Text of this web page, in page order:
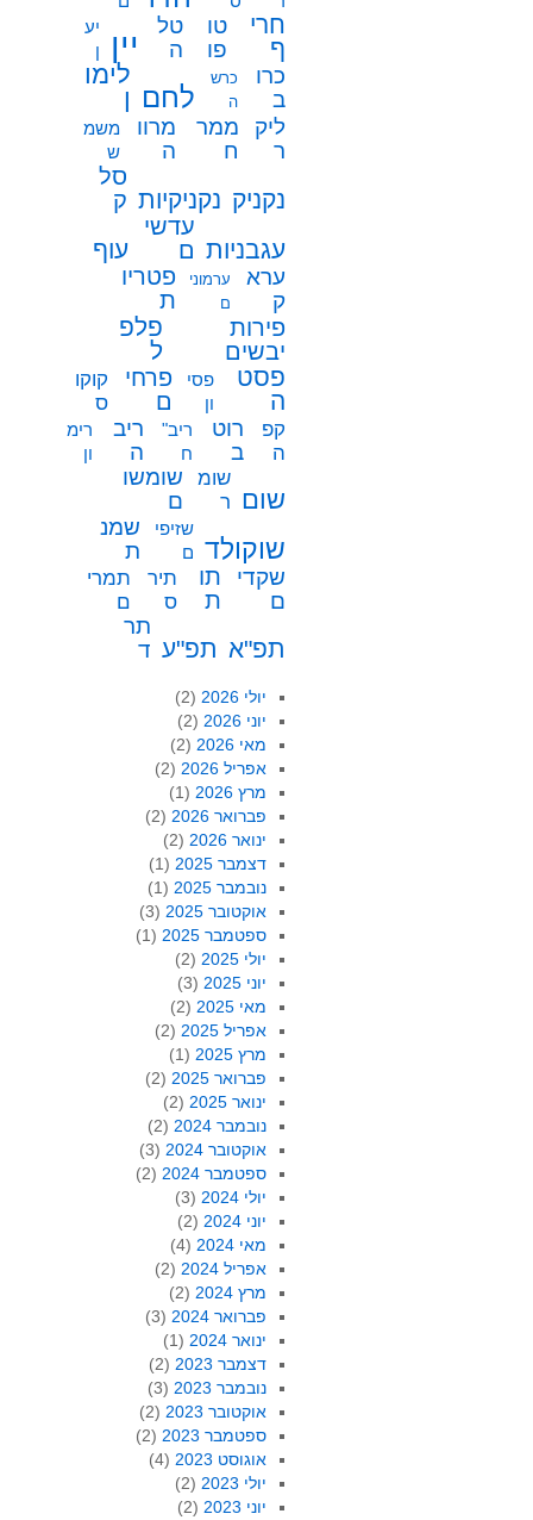
חרי
ף
טו
פו
טל
ה
יין
יע
ן
כרו
ב
כרש
ה
לחם
לימו
ן
ליק
ר
ממר
ח
מרוו
ה
משמ
ש
נקניק נקניקיות
סל
ק
עגבניות
עדשי
ם
עוף
ערא
ק
ערמוני
ם
פטריו
ת
פירות
יבשים
פלפ
ל
פסט
ה
פסי
ון
פרחי
ם
קוקו
ס
קפ
ה
רוט
ב
ריב"
ח
ריב
ה
רימ
ון
שום
שומ
ר
שומשו
ם
שוקולד
שזיפי
ם
שמנ
ת
שקדי
ם
תו
ת
תיר
ס
תמרי
ם
תפ"א תפ"ע
תר
ד
יולי 2026
(2)
יוני 2026
(2)
מאי 2026
(2)
אפריל 2026
(2)
מרץ 2026
(1)
פברואר 2026
(2)
ינואר 2026
(2)
דצמבר 2025
(1)
נובמבר 2025
(1)
אוקטובר 2025
(3)
ספטמבר 2025
(1)
יולי 2025
(2)
יוני 2025
(3)
מאי 2025
(2)
אפריל 2025
(2)
מרץ 2025
(1)
פברואר 2025
(2)
ינואר 2025
(2)
נובמבר 2024
(2)
אוקטובר 2024
(3)
ספטמבר 2024
(2)
יולי 2024
(3)
יוני 2024
(2)
מאי 2024
(4)
אפריל 2024
(2)
מרץ 2024
(2)
פברואר 2024
(3)
ינואר 2024
(1)
דצמבר 2023
(2)
נובמבר 2023
(3)
אוקטובר 2023
(2)
ספטמבר 2023
(2)
אוגוסט 2023
(4)
יולי 2023
(2)
יוני 2023
(2)